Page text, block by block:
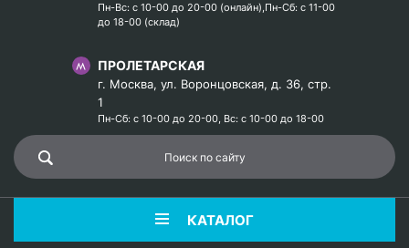
Пн-Вс: с 10-00 до 20-00 (онлайн),Пн-Сб: с 11-00
до 18-00 (склад)
ПРОЛЕТАРСКАЯ
г. Москва, ул. Воронцовская, д. 36, стр.
1
Пн-Сб: с 10-00 до 20-00, Вс: с 10-00 до 18-00
КАТАЛОГ